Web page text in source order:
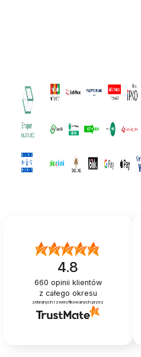
4.8
660 opinii klientów
z całego okresu
zebranych i zweryfikowanych przez